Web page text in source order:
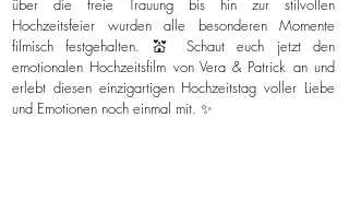
über die freie Trauung bis hin zur stilvollen
Hochzeitsfeier wurden alle besonderen Momente
filmisch festgehalten. 💒 Schaut euch jetzt den
emotionalen Hochzeitsfilm von Vera & Patrick an und
erlebt diesen einzigartigen Hochzeitstag voller Liebe
und Emotionen noch einmal mit. ✨